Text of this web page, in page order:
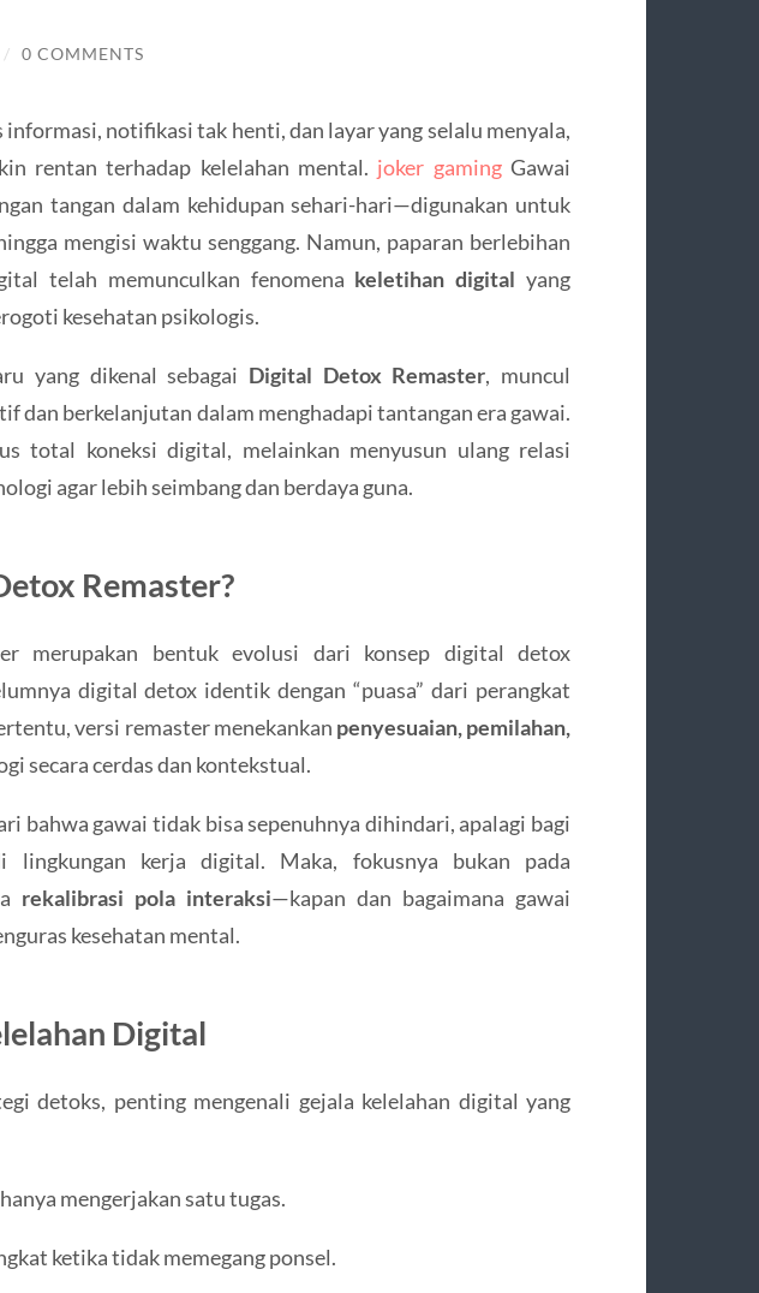
/ 0 COMMENTS
informasi, notifikasi tak henti, dan layar yang selalu menyala,
rentan terhadap kelelahan mental. joker gamingGawai
tangan dalam kehidupan sehari-hari—digunakan untuk
mengisi waktu senggang. Namun, paparan berlebihan
telah memunculkan fenomena keletihan digital yang
kesehatan psikologis.
yang dikenal sebagai Digital Detox Remaster, muncul
dan berkelanjutan dalam menghadapi tantangan era gawai.
total koneksi digital, melainkan menyusun ulang relasi
agar lebih seimbang dan berdaya guna.
Remaster?
merupakan bentuk evolusi dari konsep digital detox
digital detox identik dengan “puasa” dari perangkat
versi remaster menekankan penyesuaian, pemilahan,
secara cerdas dan kontekstual.
bahwa gawai tidak bisa sepenuhnya dihindari, apalagi bagi
lingkungan kerja digital. Maka, fokusnya bukan pada
rekalibrasi pola interaksi—kapan dan bagaimana gawai
kesehatan mental.
Digital
detoks, penting mengenali gejala kelelahan digital yang
mengerjakan satu tugas.
ketika tidak memegang ponsel.